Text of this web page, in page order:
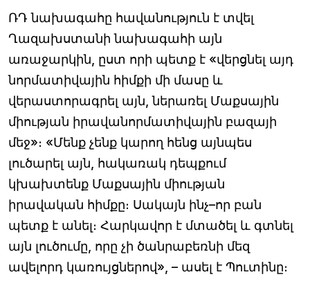
ՌԴ նախագահը հավանություն է տվել
Ղազախստանի նախագահի այն
առաջարկին, ըստ որի պետք է «վերցնել այդ
նորմատիվային հիմքի մի մասը և
վերաստորագրել այն, ներառել Մաքսային
միության իրավանորմատիվային բազայի
մեջ»։ «Մենք չենք կարող հենց այնպես
լուծարել այն, հակառակ դեպքում
կխախտենք Մաքսային միության
իրավական հիմքը։ Սակայն ինչ–որ բան
պետք է անել։ Հարկավոր է մտածել և գտնել
այն լուծումը, որը չի ծանրաբեռնի մեզ
ավելորդ կառույցներով», – ասել է Պուտինը։